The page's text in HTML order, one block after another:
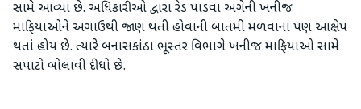
સામે આવ્યાં છે. અધિકારીઓ દ્વારા રેડ પાડવા અંગેની ખનીજ
માફિયાઓને અગાઉથી જાણ થતી હોવાની બાતમી મળવાના પણ આક્ષેપ
થતાં હોય છે. ત્યારે બનાસકાંઠા ભૂસ્તર વિભાગે ખનીજ માફિયાઓ સામે
સપાટો બોલાવી દીધો છે.